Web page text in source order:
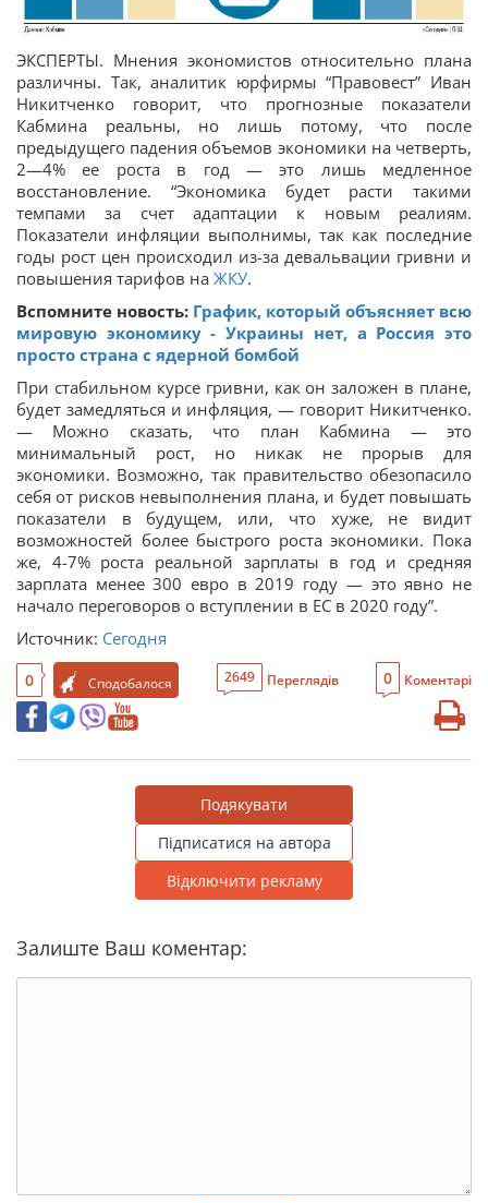
ЭКСПЕРТЫ. Мнения экономистов относительно плана
различны. Так, аналитик юрфирмы “Правовест” Иван
Никитченко говорит, что прогнозные показатели
Кабмина реальны, но лишь потому, что после
предыдущего падения объемов экономики на четверть,
2—4% ее роста в год — это лишь медленное
восстановление. “Экономика будет расти такими
темпами за счет адаптации к новым реалиям.
Показатели инфляции выполнимы, так как последние
годы рост цен происходил из-за девальвации гривни и
повышения тарифов на ЖКУ.
Вспомните новость: График, который объясняет всю
мировую экономику - Украины нет, а Россия это
просто страна с ядерной бомбой
При стабильном курсе гривни, как он заложен в плане,
будет замедляться и инфляция, — говорит Никитченко.
— Можно сказать, что план Кабмина — это
минимальный рост, но никак не прорыв для
экономики. Возможно, так правительство обезопасило
себя от рисков невыполнения плана, и будет повышать
показатели в будущем, или, что хуже, не видит
возможностей более быстрого роста экономики. Пока
же, 4-7% роста реальной зарплаты в год и средняя
зарплата менее 300 евро в 2019 году — это явно не
начало переговоров о вступлении в ЕС в 2020 году”.
Источник: Сегодня
0 Сподобалося 2649 Переглядів 0 Коментарі
Подякувати
Підписатися на автора
Відключити рекламу
Залиште Ваш коментар: